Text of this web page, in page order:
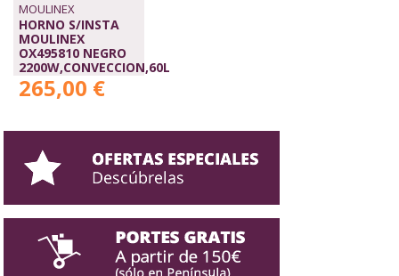
MOULINEX
HORNO S/INSTA
MOULINEX
OX495810 NEGRO
2200W,CONVECCION,60L
265,00 €